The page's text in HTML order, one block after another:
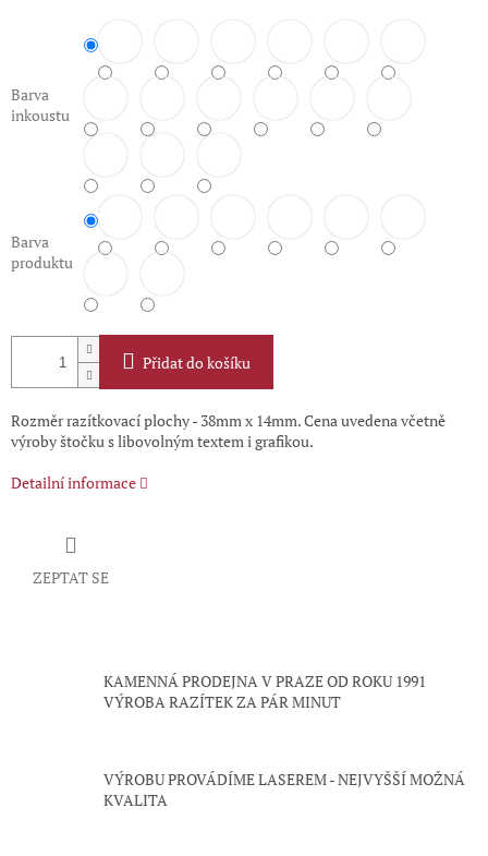
Barva
inkoustu
Barva
produktu
Přidat do košíku
Rozměr razítkovací plochy - 38mm x 14mm. Cena uvedena včetně
výroby štočku s libovolným textem i grafikou.
Detailní informace
ZEPTAT SE
KAMENNÁ PRODEJNA V PRAZE OD ROKU 1991
VÝROBA RAZÍTEK ZA PÁR MINUT
VÝROBU PROVÁDÍME LASEREM - NEJVYŠŠÍ MOŽNÁ
KVALITA